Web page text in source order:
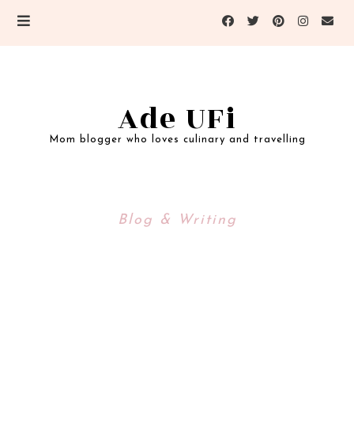
Ade UFi
Mom blogger who loves culinary and travelling
Blog & Writing